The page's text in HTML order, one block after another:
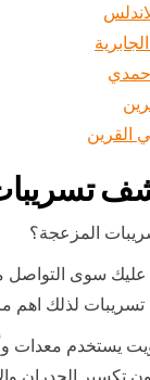
القرين
المزعجة؟
عليك سوى التواصل
لذلك اهم ما
يستخدم معدات